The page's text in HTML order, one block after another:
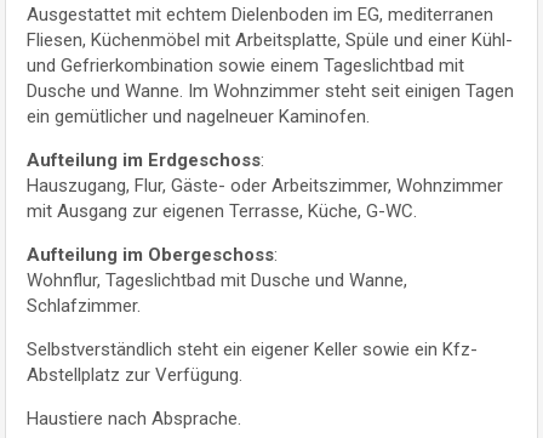
Ausgestattet mit echtem Dielenboden im EG, mediterranen
Fliesen, Küchenmöbel mit Arbeitsplatte, Spüle und einer Kühl-
und Gefrierkombination sowie einem Tageslichtbad mit
Dusche und Wanne. Im Wohnzimmer steht seit einigen Tagen
ein gemütlicher und nagelneuer Kaminofen.
Aufteilung im Erdgeschoss:
Hauszugang, Flur, Gäste- oder Arbeitszimmer, Wohnzimmer
mit Ausgang zur eigenen Terrasse, Küche, G-WC.
Aufteilung im Obergeschoss:
Wohnflur, Tageslichtbad mit Dusche und Wanne,
Schlafzimmer.
Selbstverständlich steht ein eigener Keller sowie ein Kfz-
Abstellplatz zur Verfügung.
Haustiere nach Absprache.